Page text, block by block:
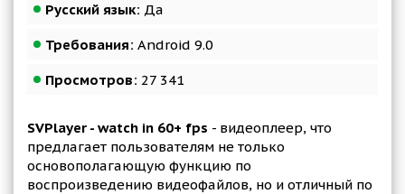
Русский язык: Да
Требования: Android 9.0
Просмотров: 27 341
SVPlayer - watch in 60+ fps - видеоплеер, что
предлагает пользователям не только
основополагающую функцию по
воспроизведению видеофайлов, но и отличный по